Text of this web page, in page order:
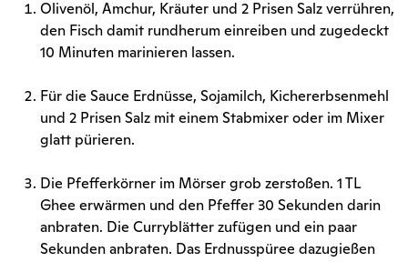
Olivenöl, Amchur, Kräuter und 2 Prisen Salz verrühren,
den Fisch damit rundherum einreiben und zugedeckt
10 Minuten marinieren lassen.
Für die Sauce Erdnüsse, Sojamilch, Kichererbsenmehl
und 2 Prisen Salz mit einem Stabmixer oder im Mixer
glatt pürieren.
Die Pfefferkörner im Mörser grob zerstoßen. 1 TL
Ghee erwärmen und den Pfeffer 30 Sekunden darin
anbraten. Die Curryblätter zufügen und ein paar
Sekunden anbraten. Das Erdnusspüree dazugießen